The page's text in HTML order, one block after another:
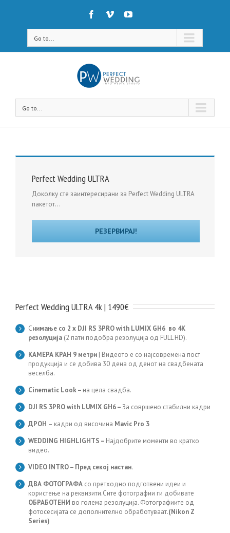
Go to...
Go to...
Perfect Wedding ULTRA
Доколку сте заинтересирани за Perfect Wedding ULTRA
пакетот...
РЕЗЕРВИРАЈ!
Perfect Wedding ULTRA 4k | 1490€
Снимање со 2 x DJI RS 3PRO with LUMIX GH6 во 4K
резолуција (2 пати подобра резолуција од FULL HD).
КАМЕРА КРАН 9 метри | Видеото е со најсовремена пост
продукција и се добива 30 дена од денот на свадбената
веселба.
Cinematic Look – на цела свадба.
DJI RS 3PRO with LUMIX GH6–За совршено стабилни кадри
ДРОН – кадри од височина Mavic Pro 3
WEDDING HIGHLIGHTS – Најдобрите моменти во краткo
видеo.
VIDEO INTRO – Пред секој настан.
ДВА ФОТОГРАФА со претходно подготвени идеи и
користење на реквизити.Сите фотографии ги добивате
ОБРАБОТЕНИ во голема резолуција. Фотографиите од
фотосесијата се дополнително обработуваат.(Nikon Z
Series)